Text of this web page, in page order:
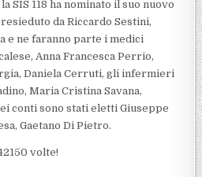
SIS 118 ha nominato il suo nuovo
da Riccardo Sestini,
e ne faranno parte i medici
Anna Francesca Perrio,
Daniela Cerruti, gli infermieri
Maria Cristina Savana,
conti sono stati eletti Giuseppe
Gaetano Di Pietro.
volte!